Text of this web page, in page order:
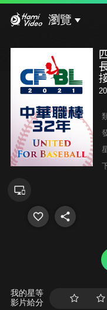
瀏覽
我的星等
影片給分